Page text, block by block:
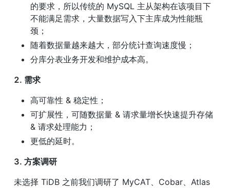
的要求，所以传统的 MySQL 主从架构在该项目下
不能满足需求，大量数据写入下主库成为性能瓶
颈；
随着数据量越来越大，部分统计查询速度慢；
分库分表业务开发和维护成本高。
2. 需求
高可靠性 & 稳定性；
可扩展性，可随数据量 & 请求量增长快速提升存储
& 请求处理能力；
更低的延时。
3. 方案调研
未选择 TiDB 之前我们调研了 MyCAT、Cobar、Atlas